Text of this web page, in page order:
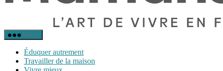
Menu
Éduquer autrement
Travailler de la maison